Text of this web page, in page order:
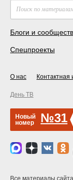
Блоги и
Спецпроекты
О нас
День ТВ
Новый
номер
№31
Все материалы